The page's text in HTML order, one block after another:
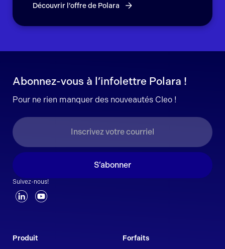
Découvrir l’offre de Polara
Suivez-nous!
Abonnez-vous à l’infolettre Polara !
Pour ne rien manquer des nouveautés Cleo !
S’abonner
Produit
Forfaits